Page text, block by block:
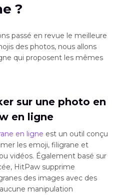
?
passé en revue le meilleure
des photos, nous allons
qui proposent les mêmes
sur une photo en
en ligne
en ligne est un outil conçu
les emoji, filigrane et
vidéos. Également basé sur
HitPaw supprime
des images avec des
manipulation